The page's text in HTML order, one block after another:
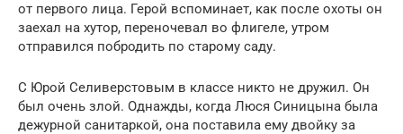
от первого лица. Герой вспоминает, как после охоты он
заехал на хутор, переночевал во флигеле, утром
отправился побродить по старому саду.
С Юрой Селиверстовым в классе никто не дружил. Он
был очень злой. Однажды, когда Люся Синицына была
дежурной санитаркой, она поставила ему двойку за